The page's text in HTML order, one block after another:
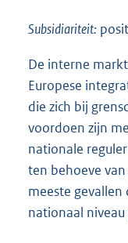
Subsidiariteit:
De interne
Europese
die zich bij
voordoen zijn
nationale
ten behoeve
meeste
nationaal